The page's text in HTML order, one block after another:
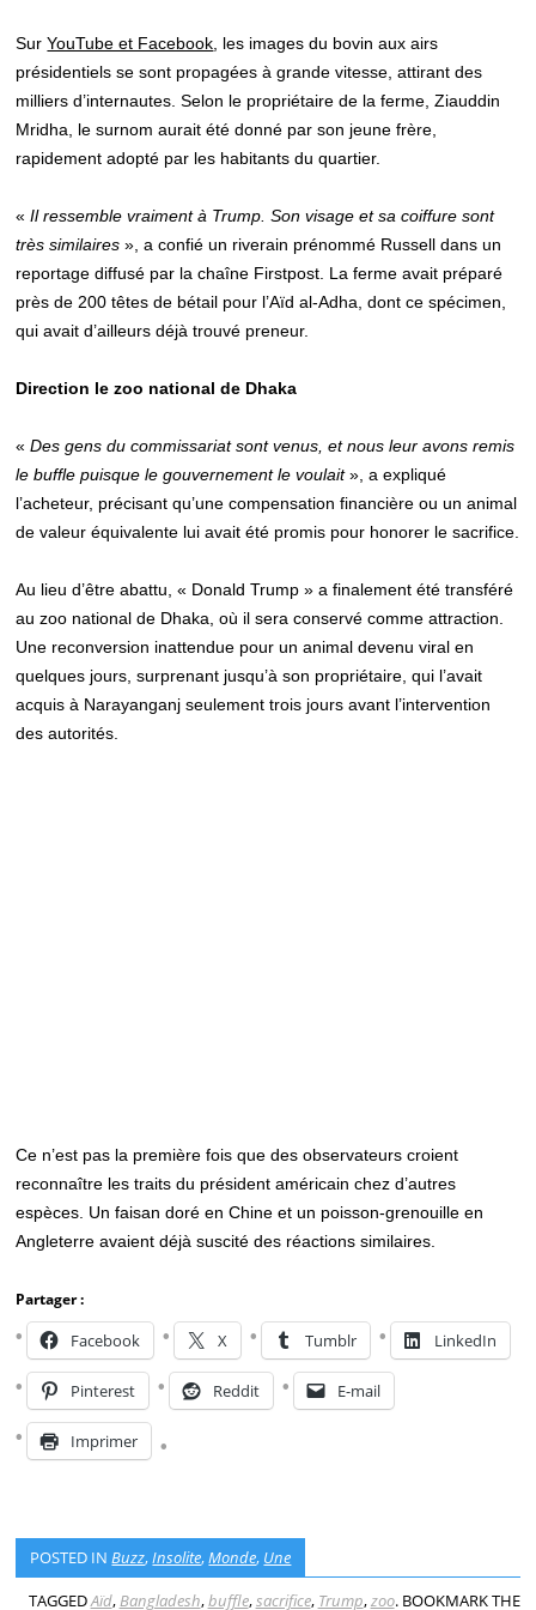
SurYouTube et Facebook , les images du bovin aux airs
présidentiels se sont propagées à grande vitesse, attirant des
milliers d’internautes. Selon le propriétaire de la ferme, Ziauddin
Mridha, le surnom aurait été donné par son jeune frère,
rapidement adopté par les habitants du quartier.
«Il ressemble vraiment à Trump. Son visage et sa coiffure sont
très similaires », a confié un riverain prénommé Russell dans un
reportage diffusé par la chaîne Firstpost. La ferme avait préparé
près de 200 têtes de bétail pour l’Aïd al-Adha, dont ce spécimen,
qui avait d’ailleurs déjà trouvé preneur.
Direction le zoo national de Dhaka
«Des gens du commissariat sont venus, et nous leur avons remis
le buffle puisque le gouvernement le voulait», a expliqué
l’acheteur, précisant qu’une compensation financière ou un animal
de valeur équivalente lui avait été promis pour honorer le sacrifice.
Au lieu d’être abattu, « Donald Trump » a finalement été transféré
au zoo national de Dhaka, où il sera conservé comme attraction.
Une reconversion inattendue pour un animal devenu viral en
quelques jours, surprenant jusqu’à son propriétaire, qui l’avait
acquis à Narayanganj seulement trois jours avant l’intervention
des autorités.
Ce n’est pas la première fois que des observateurs croient
reconnaître les traits du président américain chez d’autres
espèces. Un faisan doré en Chine et un poisson-grenouille en
Angleterre avaient déjà suscité des réactions similaires.
Partager :
Facebook X Tumblr LinkedIn
Pinterest Reddit E-mail
Imprimer
POSTED INBuzz,Insolite,Monde, Une
TAGGEDAïd,Bangladesh,buffle,sacrifice, Trump,zoo. BOOKMARK THE